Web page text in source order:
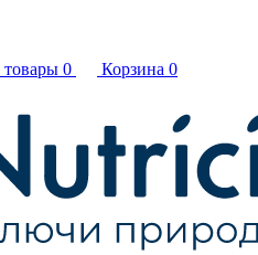
0 Корзина 0